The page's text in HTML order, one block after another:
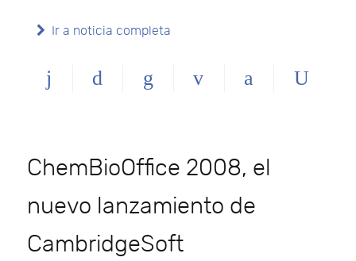
Ir a noticia completa
ChemBioOffice 2008, el
nuevo lanzamiento de
CambridgeSoft